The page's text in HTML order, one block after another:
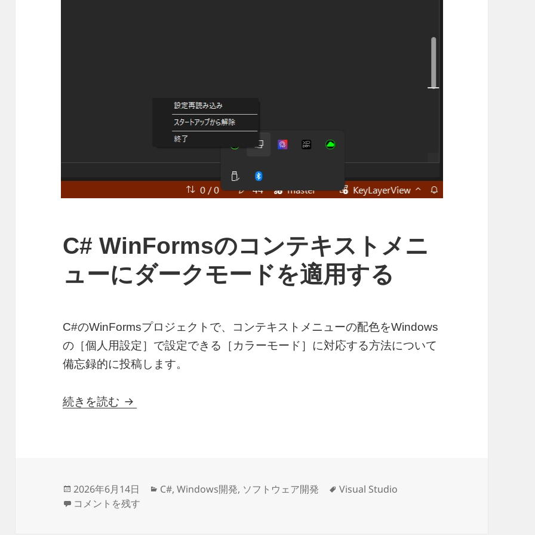
C# WinFormsのコンテキストメニ
ューにダークモードを適用する
C#のWinFormsプロジェクトで、コンテキストメニューの配色をWindows
の［個人用設定］で設定できる［カラーモード］に対応する方法について
備忘録的に投稿します。
続きを読む C# WinFormsのコンテキストメニューにダークモードを適用する
投
稿
2026年6月14日
カ
C#,Windows開発, ソフトウェア開発
タ
Visual Studio
C# WinFormsのコンテキストメニューにダークモードを適用する に
コメントを残す